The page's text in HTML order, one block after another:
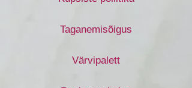
Taganemisõigus
Värvipalett